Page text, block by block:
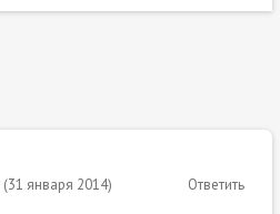
(31 января 2014) Ответить